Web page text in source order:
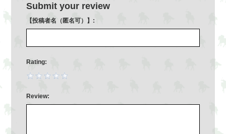
Submit your review
【投稿者名（匿名可）】:
Rating:
Review: